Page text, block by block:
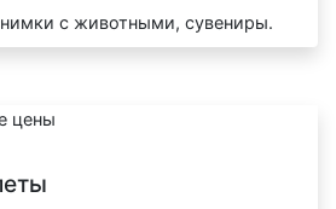
с животными, сувениры.